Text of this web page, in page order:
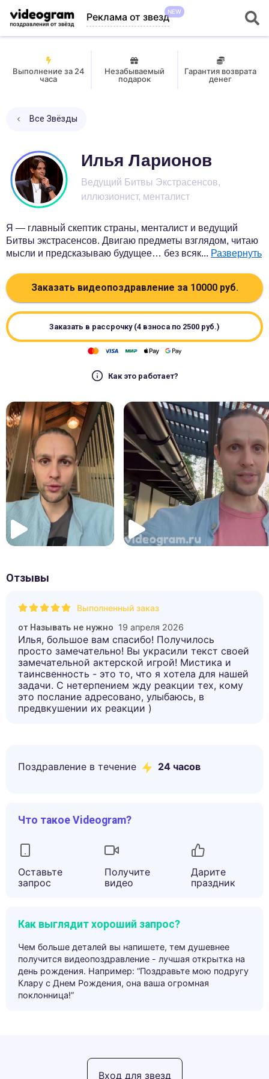
Реклама от звездNEW
Выполнение за 24
часа
Незабываемый
подарок
Гарантия возврата
денег
Все Звёзды
Илья Ларионов
Ведущий Битвы Экстрасенсов,
иллюзионист, менталист
Я — главный скептик страны, менталист и ведущий
Битвы экстрасенсов. Двигаю предметы взглядом, читаю
мысли и предсказываю будущее… без всяк... Развернуть
Заказать видеопоздравление за 10000руб.
Заказать в рассрочку (4 взноса по 2500 руб.)
Как это работает?
Отзывы
Выполненный заказ
от Называть не нужно 19 апреля 2026
Илья, большое вам спасибо! Получилось
просто замечательно! Вы украсили текст своей
замечательной актерской игрой! Мистика и
таинсвенность - это то, что я хотела для нашей
задачи. С нетерпением жду реакции тех, кому
это послание адресовано, улыбаюсь, в
предвкушении их реакции )
Поздравление в течение 24 часов
Что такое Videogram?
Оставьте
запрос
Получите
видео
Дарите
праздник
Как выглядит хороший запрос?
Чем больше деталей вы напишете, тем душевнее
получится видеопоздравление - лучшая открытка на
день рождения. Например: “Поздравьте мою подругу
Клару с Днем Рождения, она ваша огромная
поклонница!”
Вход для звезд